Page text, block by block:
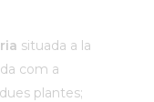
situada a la
com a
plantes;